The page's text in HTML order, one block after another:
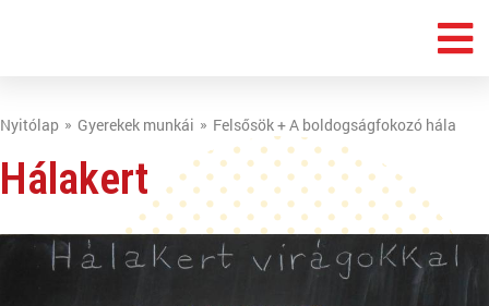
Nyitólap Gyerekek munkái Felsősök + A boldogságfokozó hála
Hálakert